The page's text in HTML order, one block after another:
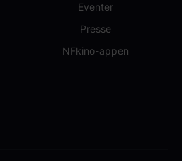
Eventer
Presse
NFkino-appen